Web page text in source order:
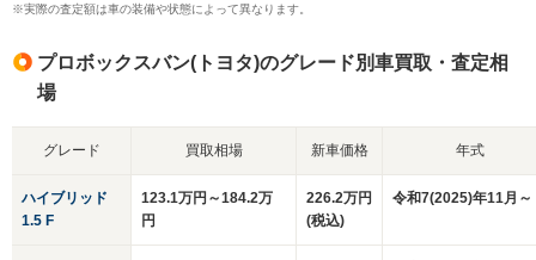
※実際の査定額は車の装備や状態によって異なります。
プロボックスバン(トヨタ)のグレード別車買取・査定相
場
グレード 買取相場 新車価格 年式
ハイブリッド
1.5 F
123.1万円～184.2万
円
226.2万円
(税込)
令和7(2025)年11月～